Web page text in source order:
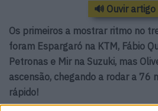
🔊 Ouvir artigo
Os primeiros a mostrar ritmo no
foram Espargaró na KTM, Fábio
Petronas e Mir na Suzuki, mas
ascensão, chegando a rodar a 76
rápido!